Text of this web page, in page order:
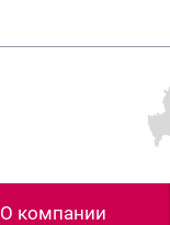
О компании